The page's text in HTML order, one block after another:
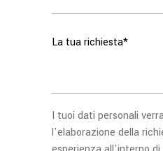
I tuoi dati personali
l'elaborazione della